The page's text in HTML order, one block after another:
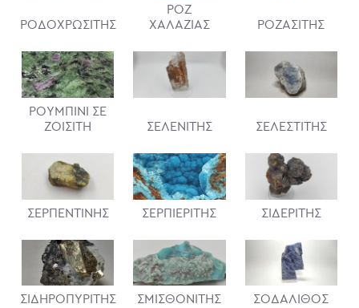
ΡΟΔΟΧΡΩΣΙΤΗΣ
ΡΟΖ
ΧΑΛΑΖΙΑΣ
ΡΟΖΑΣΙΤΗΣ
ΡΟΥΜΠΙΝΙ ΣΕ
ΖΟΙΣΙΤΗ
ΣΕΛΕΝΙΤΗΣ ΣΕΛΕΣΤΙΤΗΣ
ΣΕΡΠΕΝΤΙΝΗΣ ΣΕΡΠΙΕΡΙΤΗΣ ΣΙΔΕΡΙΤΗΣ
ΣΙΔΗΡΟΠΥΡΙΤΗΣ ΣΜΙΣΘΟΝΙΤΗΣ ΣΟΔΑΛΙΘΟΣ